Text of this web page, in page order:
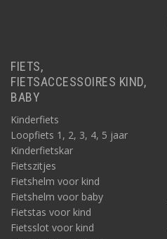
FIETS,
FIETSACCESSOIRES KIND,
BABY
Kinderfiets
Loopfiets 1, 2, 3, 4, 5 jaar
Kinderfietskar
Fietszitjes
Fietshelm voor kind
Fietshelm voor baby
Fietstas voor kind
Fietsslot voor kind